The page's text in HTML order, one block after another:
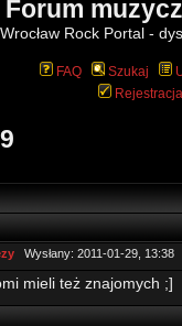
Forum
Wrocław Rock Portal -
FAQ Szukaj
Rejestracja
Wysłany: 2011-01-29, 13:38
mieli też znajomych ;]